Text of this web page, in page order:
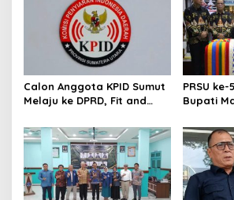
Calon Anggota KPID Sumut
Melaju ke DPRD, Fit and
PRSU
Bupati
Terbatas